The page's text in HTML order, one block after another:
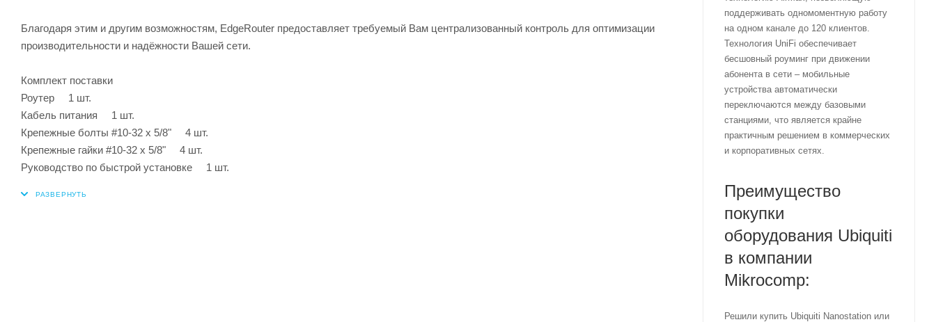
Благодаря этим и другим возможностям, EdgeRouter предоставляет требуемый Вам централизованный контроль для оптимизации
производительности и надёжности Вашей сети.
Комплект поставки
Роутер 1 шт.
Кабель питания 1 шт.
Крепежные болты #10-32 x 5/8" 4 шт.
Крепежные гайки #10-32 x 5/8" 4 шт.
Руководство по быстрой установке 1 шт.
поддерживать одномоментную работу
на одном канале до 120 клиентов.
Технология UniFi обеспечивает
бесшовный роуминг при движении
абонента в сети – мобильные
устройства автоматически
переключаются между базовыми
станциями, что является крайне
практичным решением в коммерческих
и корпоративных сетях.
Преимущество
покупки
оборудования Ubiquiti
в компании
Mikrocomp:
Решили купить Ubiquiti Nanostation или